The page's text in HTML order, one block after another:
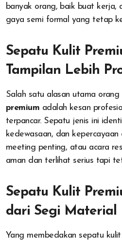
banyak orang, baik buat kerja,
gaya semi formal yang tetap
Sepatu Kulit
Tampilan Lebih
Salah satu alasan utama
premium adalah kesan
terpancar. Sepatu jenis ini
kedewasaan, dan
meeting penting, atau acara
aman dan terlihat serius tapi
Sepatu Kulit
dari Segi Material
Yang membedakan sepatu